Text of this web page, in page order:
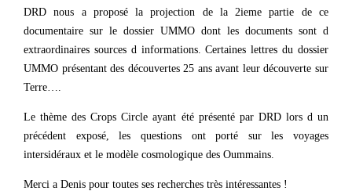
DRD nous a proposé la projection de la 2ieme partie de ce
documentaire sur le dossier UMMO dont les documents sont d
extraordinaires sources d informations. Certaines lettres du dossier
UMMO présentant des découvertes 25 ans avant leur découverte sur
Terre….
Le thème des Crops Circle ayant été présenté par DRD lors d un
précédent exposé, les questions ont porté sur les voyages
intersidéraux et le modèle cosmologique des Oummains.
Merci a Denis pour toutes ses recherches très intéressantes !